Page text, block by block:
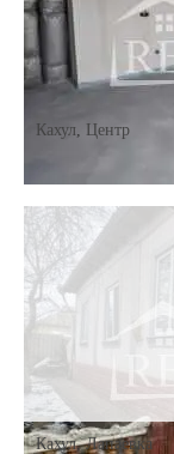
Кахул Центр
Кахул,Лапаевка